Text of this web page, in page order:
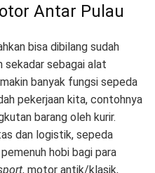
Antar Pulau
bisa dibilang sudah
sekadar sebagai alat
banyak fungsi sepeda
pekerjaan kita, contohnya
barang oleh kurir.
dan logistik, sepeda
hobi bagi para
, motor antik/klasik,